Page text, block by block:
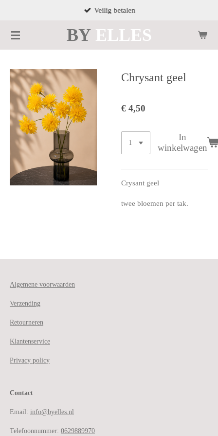
naar
de
BY ELLES
Veilig betalen
Chrysant geel
€ 4,50
In
winkelwagen
Crysant geel
twee bloemen per tak.
Algemene voorwaarden
Verzending
Retourneren
Klantenservice
Privacy policy
Contact
Email: info@byelles.nl
Telefoonnummer: 0629889970